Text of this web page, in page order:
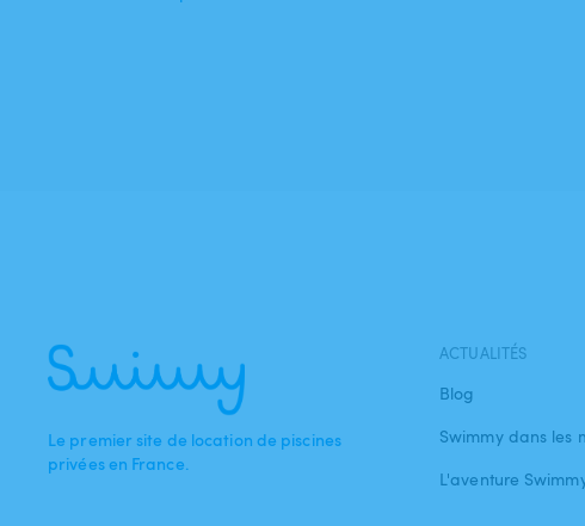
Le premier site de location de piscines
privées en France.
ACTUALITÉS
Blog
Swimmy dans les
L'aventure